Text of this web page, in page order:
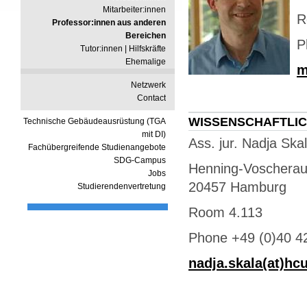
Mitarbeiter:innen
Professor:innen aus anderen
Bereichen
Tutor:innen | Hilfskräfte
Ehemalige
Netzwerk
Contact
Technische Gebäudeausrüstung (TGA
mit DI)
Fachübergreifende Studienangebote
SDG-Campus
Jobs
Studierendenvertretung
Ass. jur. Nadja
Henning-
20457 Hamburg
Room 4.113
Phone +49 (0)40